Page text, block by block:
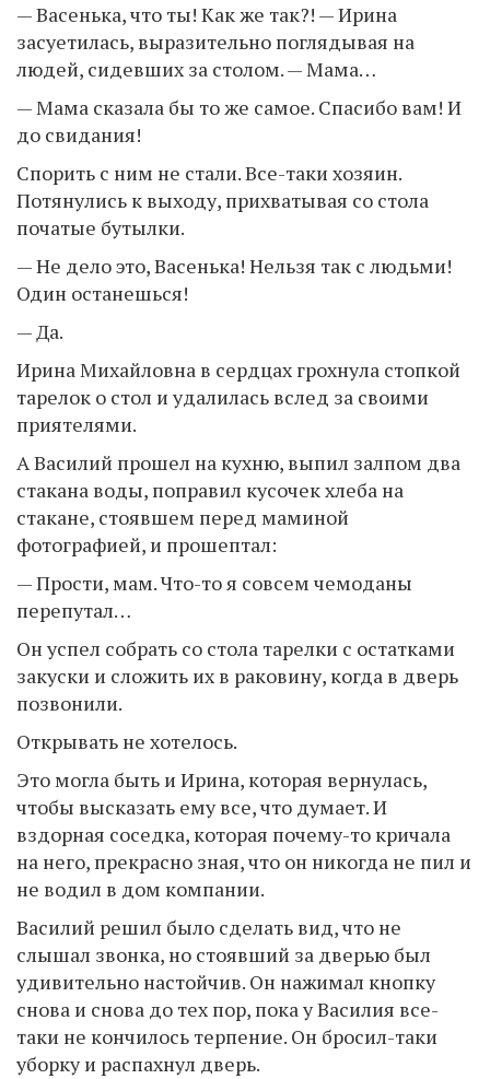
— Васенька, что ты! Как же так?! — Ирина
засуетилась, выразительно поглядывая на
людей, сидевших за столом. — Мама…
— Мама сказала бы то же самое. Спасибо вам! И
до свидания!
Спорить с ним не стали. Все-таки хозяин.
Потянулись к выходу, прихватывая со стола
початые бутылки.
— Не дело это, Васенька! Нельзя так с людьми!
Один останешься!
— Да.
Ирина Михайловна в сердцах грохнула стопкой
тарелок о стол и удалилась вслед за своими
приятелями.
А Василий прошел на кухню, выпил залпом два
стакана воды, поправил кусочек хлеба на
стакане, стоявшем перед маминой
фотографией, и прошептал:
— Прости, мам. Что-то я совсем чемоданы
перепутал…
Он успел собрать со стола тарелки с остатками
закуски и сложить их в раковину, когда в дверь
позвонили.
Открывать не хотелось.
Это могла быть и Ирина, которая вернулась,
чтобы высказать ему все, что думает. И
вздорная соседка, которая почему-то кричала
на него, прекрасно зная, что он никогда не пил и
не водил в дом компании.
Василий решил было сделать вид, что не
слышал звонка, но стоявший за дверью был
удивительно настойчив. Он нажимал кнопку
снова и снова до тех пор, пока у Василия все-
таки не кончилось терпение. Он бросил-таки
уборку и распахнул дверь.